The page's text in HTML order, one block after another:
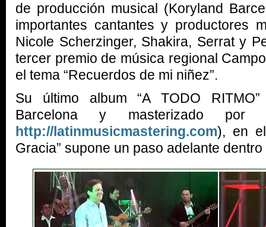
de producción musical (Koryland
importantes cantantes y productores
Nicole Scherzinger, Shakira, Serrat y
tercer premio de música regional
el tema “Recuerdos de mi niñez”.
Su último album “A TODO
Barcelona y masterizado por
http://latinmusicmastering.com), en
Gracia” supone un paso adelante